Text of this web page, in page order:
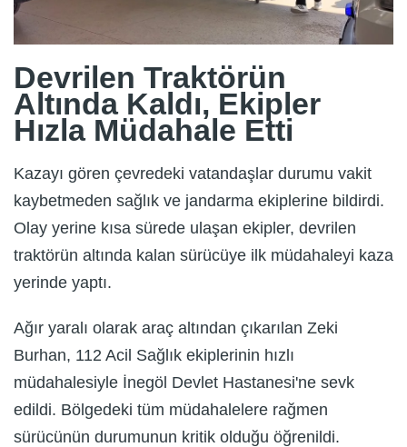
Devrilen Traktörün
Altında Kaldı, Ekipler
Hızla Müdahale Etti
Kazayı gören çevredeki vatandaşlar durumu vakit
kaybetmeden sağlık ve jandarma ekiplerine bildirdi.
Olay yerine kısa sürede ulaşan ekipler, devrilen
traktörün altında kalan sürücüye ilk müdahaleyi kaza
yerinde yaptı.
Ağır yaralı olarak araç altından çıkarılan Zeki
Burhan, 112 Acil Sağlık ekiplerinin hızlı
müdahalesiyle İnegöl Devlet Hastanesi'ne sevk
edildi. Bölgedeki tüm müdahalelere rağmen
sürücünün durumunun kritik olduğu öğrenildi.